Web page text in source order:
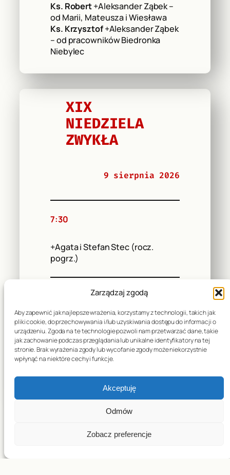
Zarządzaj zgodą
Aby zapewnić jak najlepsze wrażenia, korzystamy z technologii, takich jak
pliki cookie, do przechowywania i/lub uzyskiwania dostępu do informacji o
urządzeniu. Zgoda na te technologie pozwoli nam przetwarzać dane, takie
jak zachowanie podczas przeglądania lub unikalne identyfikatory na tej
stronie. Brak wyrażenia zgody lub wycofanie zgody może niekorzystnie
wpłynąć na niektóre cechy i funkcje.
Akceptuję
Odmów
Zobacz preferencje
Ks. Robert+Aleksander Ząbek –
od Marii, Mateusza i Wiesława
Ks. Krzysztof+Aleksander Ząbek
– od pracowników Biedronka
Niebylec
XIX
NIEDZIELA
ZWYKŁA
9 sierpnia 2026
7:30
+Agata i Stefan Stec (rocz.
pogrz.)
+Ludwika i Antoni Wójcik
Ks. Robert+Aleksander Ząbek –
od Anieli i Kazimierza
3…33 →